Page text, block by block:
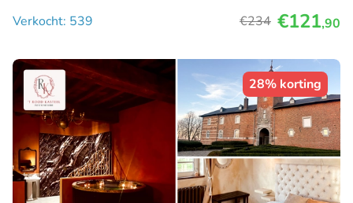
Verkocht: 539
€234 €121,90
28% korting